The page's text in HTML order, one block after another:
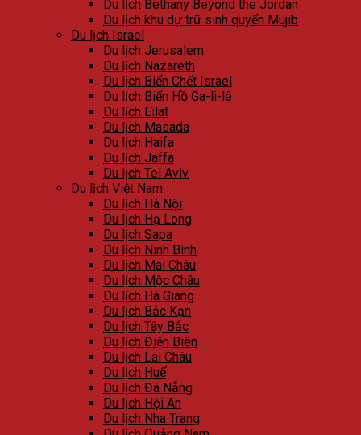
Du lịch Bethany Beyond the Jordan
Du lịch khu dự trữ sinh quyển Mujib
Du lịch Israel
Du lịch Jerusalem
Du lịch Nazareth
Du lịch Biển Chết Israel
Du lịch Biển Hồ Ga-li-lê
Du lịch Eilat
Du lịch Masada
Du lịch Haifa
Du lịch Jaffa
Du lịch Tel Aviv
Du lịch Việt Nam
Du lịch Hà Nội
Du lịch Hạ Long
Du lịch Sapa
Du lịch Ninh Bình
Du lịch Mai Châu
Du lịch Mộc Châu
Du lịch Hà Giang
Du lịch Bắc Kạn
Du lịch Tây Bắc
Du lịch Điện Biên
Du lịch Lai Châu
Du lịch Huế
Du lịch Đà Nẵng
Du lịch Hội An
Du lịch Nha Trang